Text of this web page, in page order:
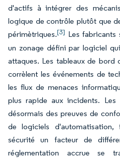
d'actifs à intégrer des
logique de contrôle plutôt que
périmètriques.[3] Les fabricants
un zonage défini par logiciel
attaques. Les tableaux de bord
corrèlent les événements de
les flux de menaces
plus rapide aux incidents.
désormais des preuves de
de logiciels
sécurité un facteur de
réglementation accrue se